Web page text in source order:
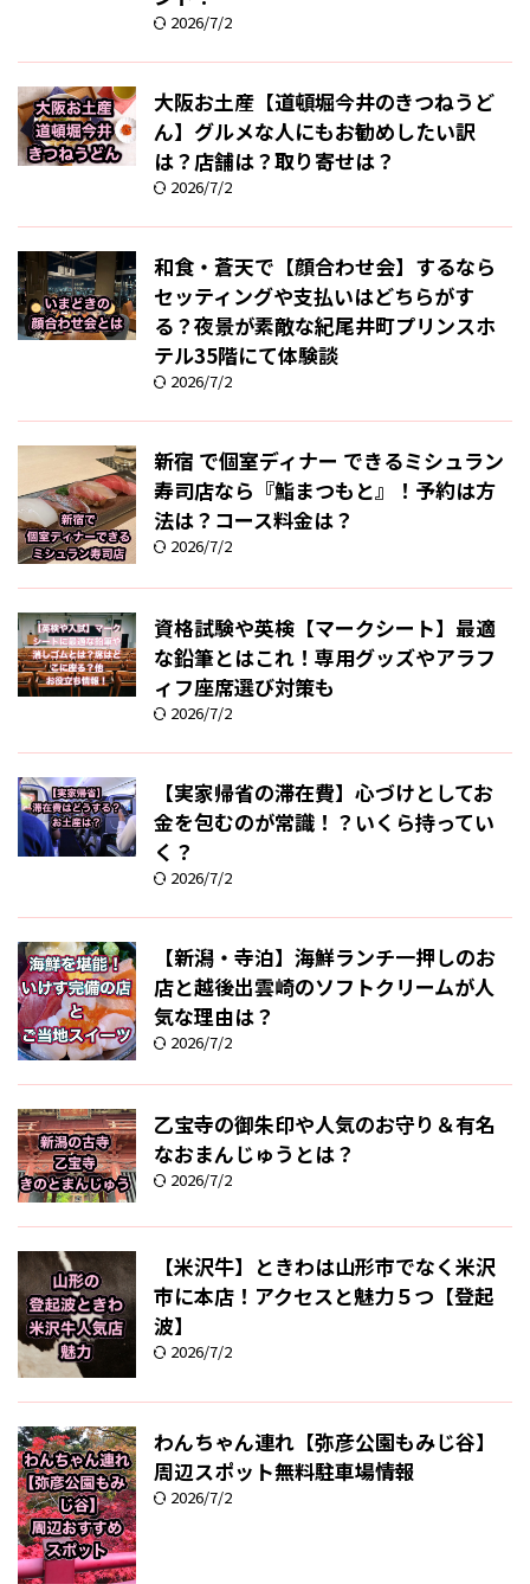
2026/7/2
大阪お土産【道頓堀今井のきつねうど
ん】グルメな人にもお勧めしたい訳
は？店舗は？取り寄せは？
2026/7/2
和食・蒼天で【顔合わせ会】するなら
セッティングや支払いはどちらがす
る？夜景が素敵な紀尾井町プリンスホ
テル35階にて体験談
2026/7/2
新宿 で個室ディナー できるミシュラン
寿司店なら『鮨まつもと』！予約は方
法は？コース料金は？
2026/7/2
資格試験や英検【マークシート】最適
な鉛筆とはこれ！専用グッズやアラフ
ィフ座席選び対策も
2026/7/2
【実家帰省の滞在費】心づけとしてお
金を包むのが常識！？いくら持ってい
く？
2026/7/2
【新潟・寺泊】海鮮ランチ一押しのお
店と越後出雲崎のソフトクリームが人
気な理由は？
2026/7/2
乙宝寺の御朱印や人気のお守り＆有名
なおまんじゅうとは？
2026/7/2
【米沢牛】ときわは山形市でなく米沢
市に本店！アクセスと魅力５つ【登起
波】
2026/7/2
わんちゃん連れ【弥彦公園もみじ谷】
周辺スポット無料駐車場情報
2026/7/2